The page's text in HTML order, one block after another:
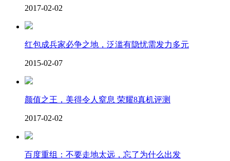
2017-02-02
红包成兵家必争之地，泛滥有隐忧需发力多元
2015-02-07
颜值之王，美得令人窒息 荣耀8真机评测
2017-02-02
百度重组：不要走地太远，忘了为什么出发